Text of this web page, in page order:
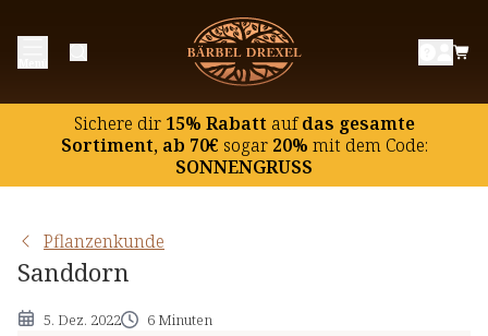
Sichere dir15% Rabatt aufdas gesamte
Sortiment, ab 70€ sogar20% mit dem Code:
SONNENGRUSS
Pflanzenkunde
Sanddorn
5. Dez. 2022 6 Minuten
Etymologie und Geschichtliches
Botanik des Sanddorns
Inhaltsstoffe und potentielle Wirkung
Rezept mit Sanddorn